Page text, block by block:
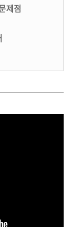
제점